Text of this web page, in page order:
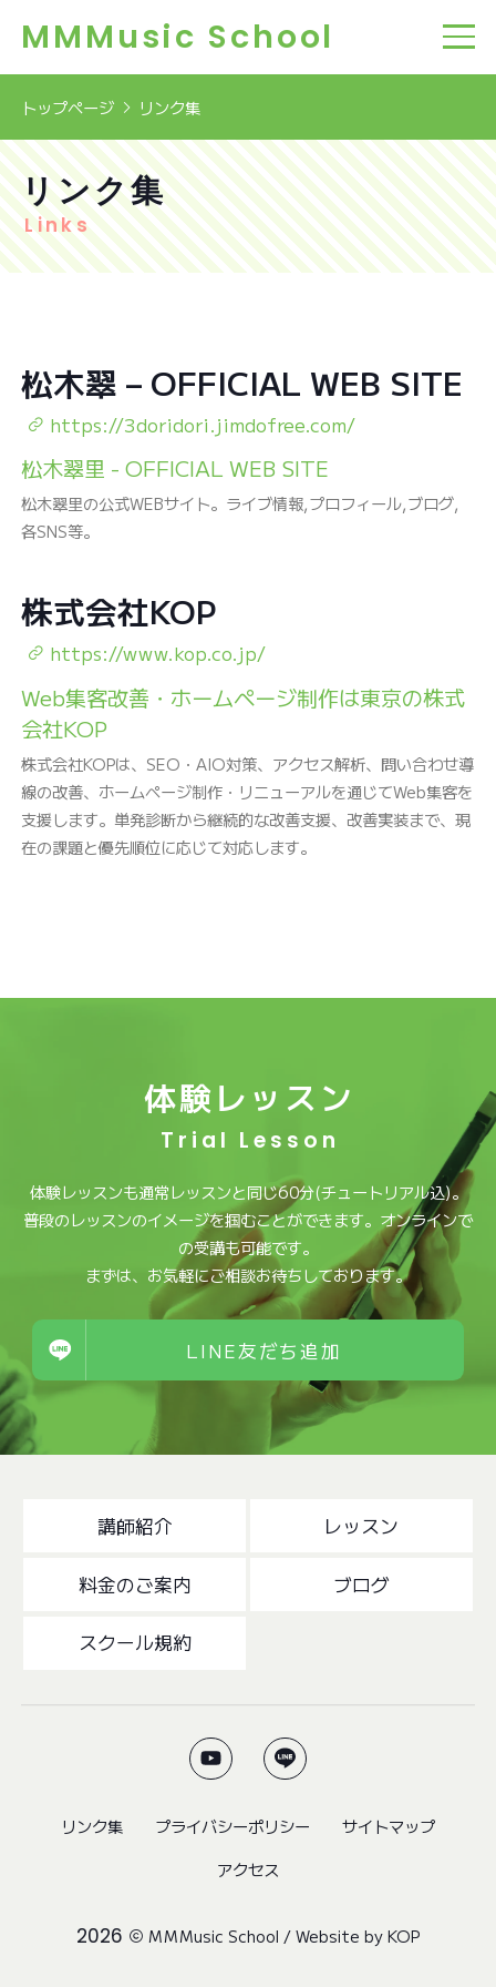
MMMusic School
トップページ リンク集
リンク集
Links
松木翠 – OFFICIAL WEB SITE
https://3doridori.jimdofree.com/
松木翠里 - OFFICIAL WEB SITE
松木翠里の公式WEBサイト。ライブ情報,プロフィール,ブログ,
各SNS等。
株式会社KOP
https://www.kop.co.jp/
Web集客改善・ホームページ制作は東京の株式
会社KOP
株式会社KOPは、SEO・AIO対策、アクセス解析、問い合わせ導
線の改善、ホームページ制作・リニューアルを通じてWeb集客を
支援します。単発診断から継続的な改善支援、改善実装まで、現
在の課題と優先順位に応じて対応します。
体験レッスン
Trial Lesson
体験レッスンも通常レッスンと同じ60分(チュートリアル込)。
普段のレッスンのイメージを掴むことができます。オンラインで
の受講も可能です。
まずは、お気軽にご相談お待ちしております。
LINE友だち追加
講師紹介 レッスン
料金のご案内 ブログ
スクール規約
2026 MMMusic School / Website byKOP
リンク集 プライバシーポリシー
サイトマップ
アクセス